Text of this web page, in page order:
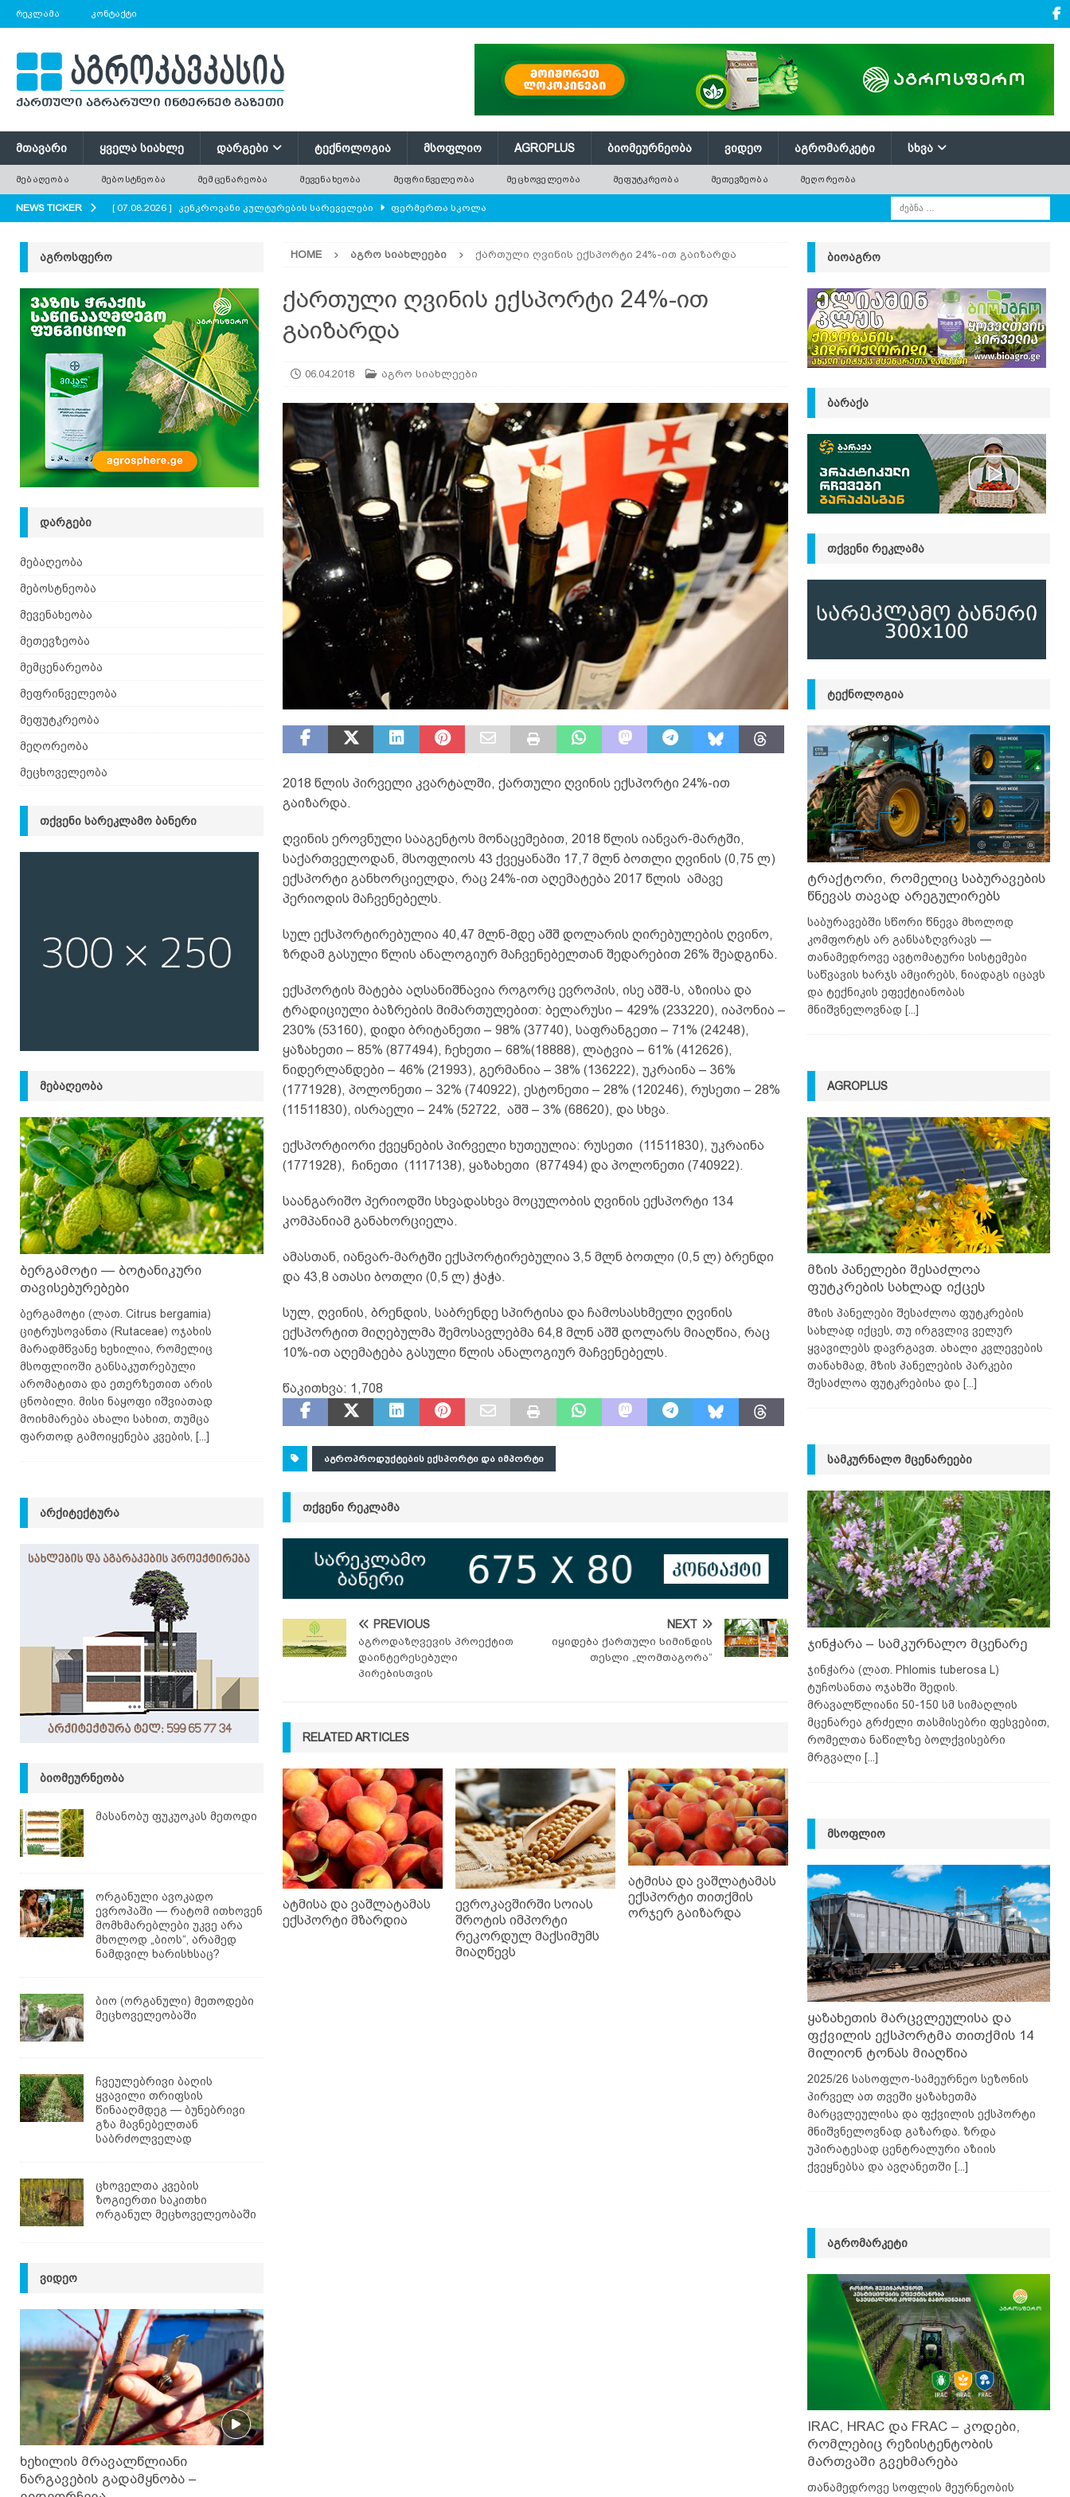
ᲠᲔᲙᲚᲐᲛᲐ ᲙᲝᲜᲢᲐᲥᲢᲘ
ᲛᲗᲐᲕᲐᲠᲘ ᲧᲕᲔᲚᲐ ᲡᲘᲐᲮᲚᲔ ᲓᲐᲠᲒᲔᲑᲘ ᲢᲔᲥᲜᲝᲚᲝᲒᲘᲐ ᲛᲡᲝᲤᲚᲘᲝ AGROPLUS ᲑᲘᲝᲛᲔᲣᲠᲜᲔᲝᲑᲐ ᲕᲘᲓᲔᲝ ᲐᲒᲠᲝᲛᲐᲠᲙᲔᲢᲘ ᲡᲮᲕᲐ
ᲛᲔᲑᲐᲦᲔᲝᲑᲐ ᲛᲔᲑᲝᲡᲢᲜᲔᲝᲑᲐ ᲛᲔᲛᲪᲔᲜᲐᲠᲔᲝᲑᲐ ᲛᲔᲕᲔᲜᲐᲮᲔᲝᲑᲐ ᲛᲔᲤᲠᲘᲜᲕᲔᲚᲔᲝᲑᲐ ᲛᲔᲪᲮᲝᲕᲔᲚᲔᲝᲑᲐ ᲛᲔᲤᲣᲢᲙᲠᲔᲝᲑᲐ ᲛᲔᲗᲔᲕᲖᲔᲝᲑᲐ ᲛᲔᲦᲝᲠᲔᲝᲑᲐ
NEWS TICKER [ 07.08.2026 ] კენკროვანი კულტურების სარეველები ᲤᲔᲠᲛᲔᲠᲗᲐ ᲡᲙᲝᲚᲐ
რატომ ტოვებენ ფერმერები მინდორში გამხმარ ხეებს? AGROPLUS
[ 07.08.2026 ] გნოლის ბიოლოგიური თავისებურებები და პროდუქტიულობა ᲛᲔᲤᲠᲘᲜᲕᲔᲚᲔᲝᲑᲐ
[ 07.08.2026 ] პოლონეთში ხილის მოსავლის მნიშვნელოვან შემცირებას პროგნოზირებენ
HOME ᲐᲒᲠᲝ ᲡᲘᲐᲮᲚᲔᲔᲑᲘ ქართული ღვინის ექსპორტი 24%-ით გაიზარდა
ქართული ღვინის ექსპორტი 24%-ით
გაიზარდა
06.04.2018 აგრო სიახლეები
2018 წლის პირველი კვარტალში, ქართული ღვინის ექსპორტი 24%-ით
გაიზარდა.
ღვინის ეროვნული სააგენტოს მონაცემებით, 2018 წლის იანვარ-მარტში,
საქართველოდან, მსოფლიოს 43 ქვეყანაში 17,7 მლნ ბოთლი ღვინის (0,75 ლ)
ექსპორტი განხორციელდა, რაც 24%-ით აღემატება 2017 წლის ამავე
პერიოდის მაჩვენებელს.
სულ ექსპორტირებულია 40,47 მლნ-მდე აშშ დოლარის ღირებულების ღვინო,
ზრდამ გასული წლის ანალოგიურ მაჩვენებელთან შედარებით 26% შეადგინა.
ექსპორტის მატება აღსანიშნავია როგორც ევროპის, ისე აშშ-ს, აზიისა და
ტრადიციული ბაზრების მიმართულებით: ბელარუსი – 429% (233220), იაპონია –
230% (53160), დიდი ბრიტანეთი – 98% (37740), საფრანგეთი – 71% (24248),
ყაზახეთი – 85% (877494), ჩეხეთი – 68%(18888), ლატვია – 61% (412626),
ნიდერლანდები – 46% (21993), გერმანია – 38% (136222), უკრაინა – 36%
(1771928), პოლონეთი – 32% (740922), ესტონეთი – 28% (120246), რუსეთი – 28%
(11511830), ისრაელი – 24% (52722, აშშ – 3% (68620), და სხვა.
ექსპორტიორი ქვეყნების პირველი ხუთეულია: რუსეთი (11511830), უკრაინა
(1771928), ჩინეთი (1117138), ყაზახეთი (877494) და პოლონეთი (740922).
საანგარიშო პერიოდში სხვადასხვა მოცულობის ღვინის ექსპორტი 134
კომპანიამ განახორციელა.
ამასთან, იანვარ-მარტში ექსპორტირებულია 3,5 მლნ ბოთლი (0,5 ლ) ბრენდი
და 43,8 ათასი ბოთლი (0,5 ლ) ჭაჭა.
სულ, ღვინის, ბრენდის, საბრენდე სპირტისა და ჩამოსასხმელი ღვინის
ექსპორტით მიღებულმა შემოსავლებმა 64,8 მლნ აშშ დოლარს მიაღწია, რაც
10%-ით აღემატება გასული წლის ანალოგიურ მაჩვენებელს.
წაკითხვა: 1,708
ᲐᲒᲠᲝᲞᲠᲝᲓᲣᲥᲢᲔᲑᲘᲡ ᲔᲥᲡᲞᲝᲠᲢᲘ ᲓᲐ ᲘᲛᲞᲝᲠᲢᲘ
ᲗᲥᲕᲔᲜᲘ ᲠᲔᲙᲚᲐᲛᲐ
PREVIOUS
აგროდაზღვევის პროექტით
დაინტერესებული
პირებისთვის
NEXT
იყიდება ქართული სიმინდის
თესლი „ლომთაგორა“
RELATED ARTICLES
ატმისა და ვაშლატამას
ექსპორტი მზარდია
ევროკავშირში სოიას
შროტის იმპორტი
რეკორდულ მაქსიმუმს
მიაღწევს
ატმისა და ვაშლატამას
ექსპორტი თითქმის
ორჯერ გაიზარდა
ᲐᲒᲠᲝᲡᲤᲔᲠᲝ
ᲓᲐᲠᲒᲔᲑᲘ
მებაღეობა
მებოსტნეობა
მევენახეობა
მეთევზეობა
მემცენარეობა
მეფრინველეობა
მეფუტკრეობა
მეღორეობა
მეცხოველეობა
ᲗᲥᲕᲔᲜᲘ ᲡᲐᲠᲔᲙᲚᲐᲛᲝ ᲑᲐᲜᲔᲠᲘ
ᲛᲔᲑᲐᲦᲔᲝᲑᲐ
ბერგამოტი — ბოტანიკური
თავისებურებები
ბერგამოტი (ლათ. Citrus bergamia)
ციტრუსოვანთა (Rutaceae) ოჯახის
მარადმწვანე ხეხილია, რომელიც
მსოფლიოში განსაკუთრებული
არომატითა და ეთერზეთით არის
ცნობილი. მისი ნაყოფი იშვიათად
მოიხმარება ახალი სახით, თუმცა
ფართოდ გამოიყენება კვების,
[...]
ᲐᲠᲥᲘᲢᲔᲥᲢᲣᲠᲐ
ᲑᲘᲝᲛᲔᲣᲠᲜᲔᲝᲑᲐ
მასანობუ ფუკუოკას მეთოდი
ორგანული ავოკადო
ევროპაში — რატომ ითხოვენ
მომხმარებლები უკვე არა
მხოლოდ „ბიოს“, არამედ
ნამდვილ ხარისხსაც?
ბიო (ორგანული) მეთოდები
მეცხოველეობაში
ჩვეულებრივი ბაღის
ყვავილი თრიფსის
წინააღმდეგ — ბუნებრივი
გზა მავნებელთან
საბრძოლველად
ცხოველთა კვების
ზოგიერთი საკითხი
ორგანულ მეცხოველეობაში
ᲕᲘᲓᲔᲝ
ხეხილის მრავალწლიანი
ნარგავების გადამყნობა –
ᲑᲘᲝᲐᲒᲠᲝ
ᲑᲐᲠᲐᲥᲐ
ᲗᲥᲕᲔᲜᲘ ᲠᲔᲙᲚᲐᲛᲐ
ᲢᲔᲥᲜᲝᲚᲝᲒᲘᲐ
ტრაქტორი, რომელიც საბურავების
წნევას თავად არეგულირებს
საბურავებში სწორი წნევა მხოლოდ
კომფორტს არ განსაზღვრავს —
თანამედროვე ავტომატური სისტემები
საწვავის ხარჯს ამცირებს, ნიადაგს იცავს
და ტექნიკის ეფექტიანობას
მნიშვნელოვნად [...]
AGROPLUS
მზის პანელები შესაძლოა
ფუტკრების სახლად იქცეს
მზის პანელები შესაძლოა ფუტკრების
სახლად იქცეს, თუ ირგვლივ ველურ
ყვავილებს დავრგავთ. ახალი კვლევების
თანახმად, მზის პანელების პარკები
შესაძლოა ფუტკრებისა და [...]
ᲡᲐᲛᲙᲣᲠᲜᲐᲚᲝ ᲛᲪᲔᲜᲐᲠᲔᲔᲑᲘ
ჯინჭარა – სამკურნალო მცენარე
ჯინჭარა (ლათ. Phlomis tuberosa L)
ტუჩოსანთა ოჯახში შედის.
მრავალწლიანი 50-150 სმ სიმაღლის
მცენარეა გრძელი თასმისებრი ფესვებით,
რომელთა ნაწილზე ბოლქვისებრი
მრგვალი [...]
ᲛᲡᲝᲤᲚᲘᲝ
ყაზახეთის მარცვლეულისა და
ფქვილის ექსპორტმა თითქმის 14
მილიონ ტონას მიაღწია
2025/26 სასოფლო-სამეურნეო სეზონის
პირველ ათ თვეში ყაზახეთმა
მარცვლეულისა და ფქვილის ექსპორტი
მნიშვნელოვნად გაზარდა. ზრდა
უპირატესად ცენტრალური აზიის
ქვეყნებსა და ავღანეთში [...]
ᲐᲒᲠᲝᲛᲐᲠᲙᲔᲢᲘ
IRAC, HRAC და FRAC – კოდები,
რომლებიც რეზისტენტობის
მართვაში გვეხმარება
თანამედროვე სოფლის მეურნეობის